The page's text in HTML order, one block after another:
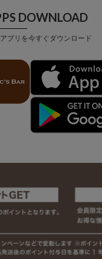
DOWNLOAD
プリを今すぐダウンロード